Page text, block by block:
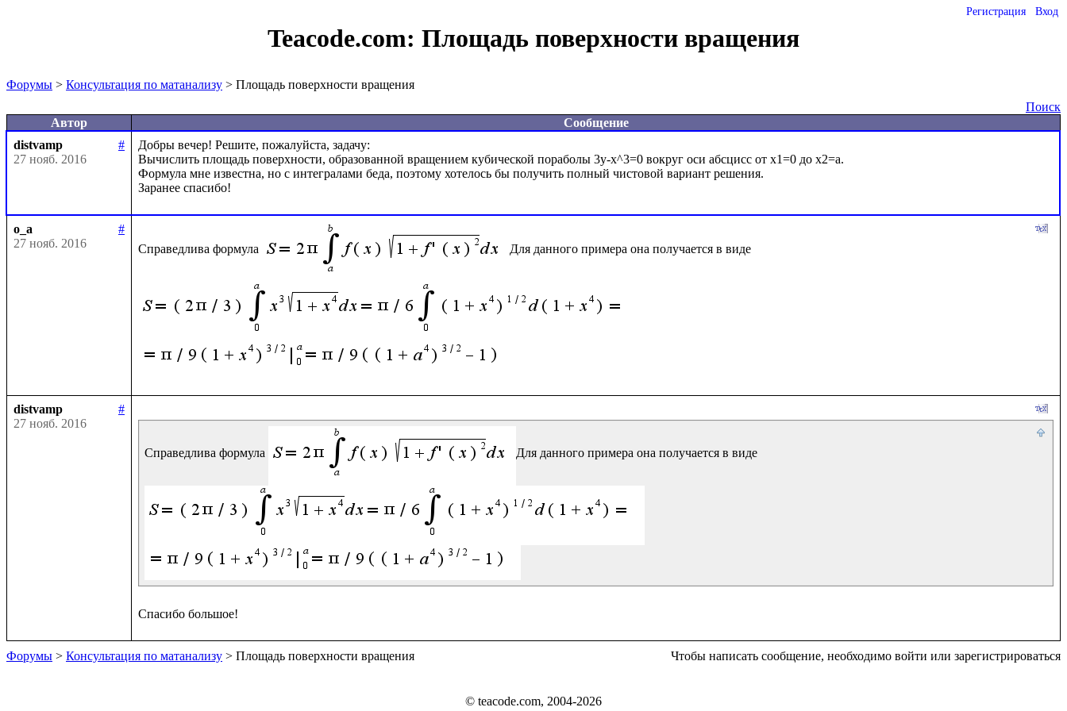
Регистрация Вход
Teacode.com: Площадь поверхности вращения
Форумы > Консультация по матанализу > Площадь поверхности вращения
Поиск
Автор
Сообщение
distvamp
#
27 нояб. 2016
Добры вечер! Решите, пожалуйста, задачу:
Вычислить площадь поверхности, образованной вращением кубической пораболы 3y-x^3=0 вокруг оси абсцисс от x1=0 до x2=a.
Формула мне известна, но с интегралами беда, поэтому хотелось бы получить полный чистовой вариант решения.
o_a
#
27 нояб. 2016
Справедлива формула Для данного примера она получается в виде
distvamp
#
27 нояб. 2016
Справедлива формула Для данного примера она получается в виде
Форумы > Консультация по матанализу > Площадь поверхности вращения Чтобы написать сообщение, необходимо войти или зарегистрироваться
© teacode.com, 2004-2026